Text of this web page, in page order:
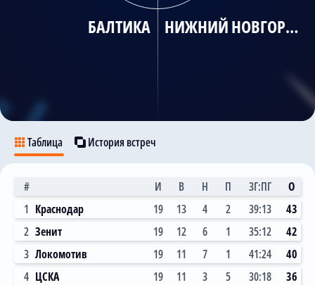
БАЛТИКА НИЖНИЙ НОВГОРОД
Таблица История встреч
# И В Н П ЗГ:ПГ
О
1 Краснодар 19 13 4 2 39:13
43
2 Зенит 19 12 6 1 35:12
42
3 Локомотив 19 11 7 1 41:24
40
4 ЦСКА 19 11 3 5 30:18
36